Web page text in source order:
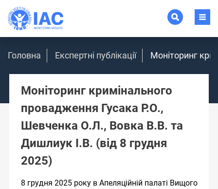
Головна Експертні публікації Моніторинг
Моніторинг кримінального
провадження Гусака Р.О.,
Шевченка О.Л., Вовка В.В. та
Дишлиук І.В. (від 8 грудня
2025)
8 грудня 2025 року в Апеляційній палаті Вищого